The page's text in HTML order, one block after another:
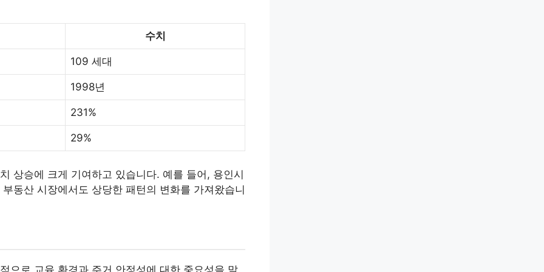
수치
109 세대
1998년
231%
29%
상승에 크게 기여하고 있습니다. 예를 들어, 용인시
부동산 시장에서도 상당한 패턴의 변화를 가져왔습니
으로 교육 환경과 주거 안정성에 대한 중요성을 말